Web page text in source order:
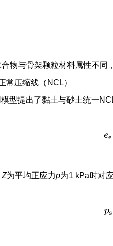
合物与骨架颗粒材料属性不同
常压缩线（NCL）
型提出了黏土与砂土统一
Z为平均正应力p为1 kPa时对